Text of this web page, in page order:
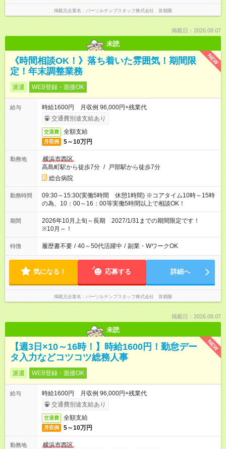
掲載元企業名 パーソルテンプスタッフ株式会社 首都圏
掲載日：2026.08.07
未読
NEW
《時間相談OK！》落ち着いた雰囲気！期間限
定！年末調整業務
派遣 WEB登録・面接OK
給与
時給1600円 月収例 96,000円+残業代
交通費別途支給あり
交通費 全額支給
月収例 5～10万円
勤務地
横浜市西区
高島町駅から徒歩7分 / 戸部駅から徒歩7分
総合病院
勤務時間
09:30～15:30(実働5時間 休憩1時間) ※コアタイム10時～15時
の為、10：00～16：00等実働5時間以上で相談OK！
期間
2026年10月上旬～長期 2027/1/31までの期間限定です！
※10月～！
特徴 履歴書不要 / 40～50代活躍中 / 副業・WワークOK
気になる！ 応募する 詳細へ
掲載元企業名 パーソルテンプスタッフ株式会社 首都圏
掲載日：2026.08.07
未読
NEW
【週3日×10～16時！】時給1600円！勤怠デー
タ入力などコツコツ総務人事
派遣 WEB登録・面接OK
給与
時給1600円 月収例 96,000円+残業代
交通費別途支給あり
交通費 全額支給
月収例 5～10万円
勤務地
横浜市西区